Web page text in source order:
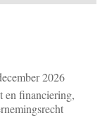
2026
en financiering,